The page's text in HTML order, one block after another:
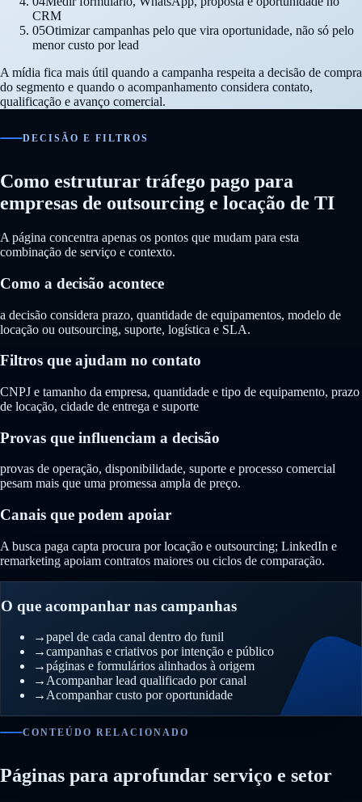
CRM
05Otimizar campanhas pelo que vira oportunidade, não só pelo
menor custo por lead
A mídia fica mais útil quando a campanha respeita a decisão de compra
do segmento e quando o acompanhamento considera contato,
qualificação e avanço comercial.
DECISÃO E FILTROS
Como estruturar tráfego pago para
empresas de outsourcing e locação de TI
A página concentra apenas os pontos que mudam para esta
combinação de serviço e contexto.
Como a decisão acontece
a decisão considera prazo, quantidade de equipamentos, modelo de
locação ou outsourcing, suporte, logística e SLA.
Filtros que ajudam no contato
CNPJ e tamanho da empresa, quantidade e tipo de equipamento, prazo
de locação, cidade de entrega e suporte
Provas que influenciam a decisão
provas de operação, disponibilidade, suporte e processo comercial
pesam mais que uma promessa ampla de preço.
Canais que podem apoiar
A busca paga capta procura por locação e outsourcing; LinkedIn e
remarketing apoiam contratos maiores ou ciclos de comparação.
O que acompanhar nas campanhas
→papel de cada canal dentro do funil
→campanhas e criativos por intenção e público
→páginas e formulários alinhados à origem
→ Acompanhar lead qualificado por canal
→ Acompanhar custo por oportunidade
CONTEÚDO RELACIONADO
Páginas para aprofundar serviço e setor